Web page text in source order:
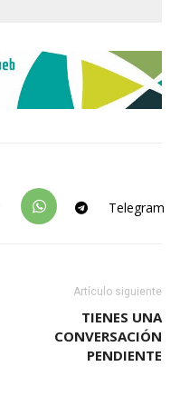
Telegram
Artículo siguiente
TIENES UNA
CONVERSACIÓN
PENDIENTE